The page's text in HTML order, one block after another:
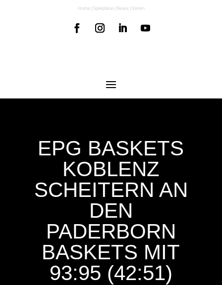
Home| Spielpläne| News |Verein
EPG BASKETS
KOBLENZ
SCHEITERN AN
DEN
PADERBORN
BASKETS MIT
93:95 (42:51)